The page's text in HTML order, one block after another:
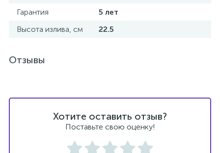
Гарантия
5 лет
Высота излива, см
22.5
Отзывы
Хотите оставить отзыв?
Поставьте свою оценку!